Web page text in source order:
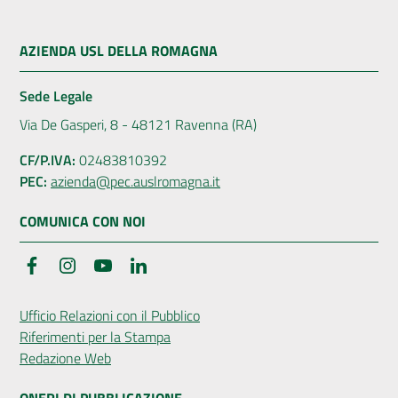
AZIENDA USL DELLA ROMAGNA
Sede Legale
Via De Gasperi, 8 - 48121 Ravenna (RA)
CF/P.IVA: 02483810392
PEC: azienda@pec.auslromagna.it
COMUNICA CON NOI
FacebookInstagramYouTube
Ufficio Relazioni con il Pubblico
Riferimenti per la Stampa
Redazione Web